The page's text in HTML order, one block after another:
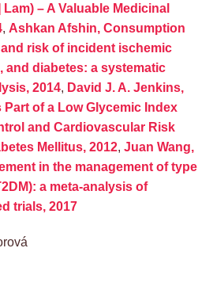
– A Valuable Medicinal
, Ashkan Afshin, Consumption
risk of incident ischemic
and diabetes: a systematic
2014, David J. A. Jenkins,
Part of a Low Glycemic Index
and Cardiovascular Risk
Mellitus, 2012, Juan Wang,
in the management of type
a meta-analysis of
trials, 2017